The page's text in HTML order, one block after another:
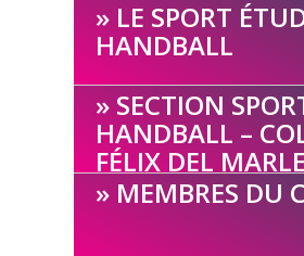
LE SPORT
HANDBALL
SECTION
HANDBALL –
FÉLIX DEL MARLE
MEMBRES DU